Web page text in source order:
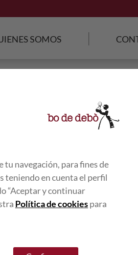
SOMOS
al ‘dente' con queso
Se trata de un plato que
no tiene nada que envidiar a la
la partida de largo!
navegación, para fines de
teniendo en cuenta el perfil
“Aceptar y continuar
Política de cookiespara